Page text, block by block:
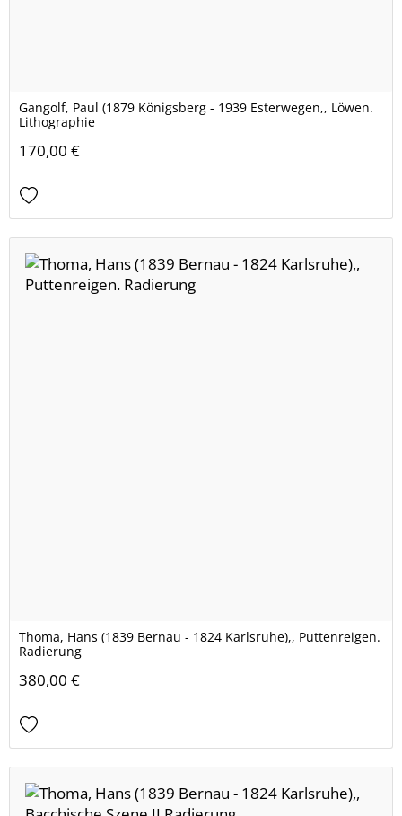
Gangolf, Paul (1879 Königsberg - 1939 Esterwegen,, Löwen.
Lithographie
170,00 €
Thoma, Hans (1839 Bernau - 1824 Karlsruhe),, Puttenreigen.
Radierung
380,00 €